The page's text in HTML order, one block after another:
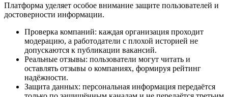
Платформа уделяет особое внимание защите пользователей и
достоверности информации.
Проверка компаний: каждая организация проходит
модерацию, а работодатели с плохой историей не
допускаются к публикации вакансий.
Реальные отзывы: пользователи могут читать и
оставлять отзывы о компаниях, формируя рейтинг
надёжности.
Защита данных: персональная информация передаётся